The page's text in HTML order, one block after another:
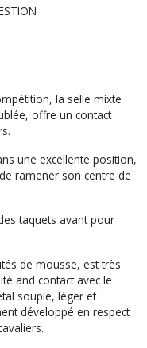
la selle mixte
offre un contact
une excellente position,
ramener son centre de
taquets avant pour
de mousse, est très
and contact avec le
souple, léger et
développé en respect